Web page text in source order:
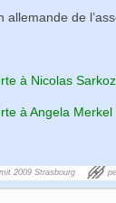
allemande de
à Nicolas
à Angela Merkel
2009 Strasbourg